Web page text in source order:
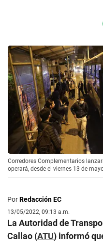
Corredores Complementarios
operará, desde el viernes 13 de
PorRedacción EC
13/05/2022, 09:13 a.m.
La Autoridad de
Callao (ATU) informó